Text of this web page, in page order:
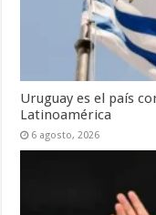
Uruguay es el país
Latinoamérica
6 agosto, 2026